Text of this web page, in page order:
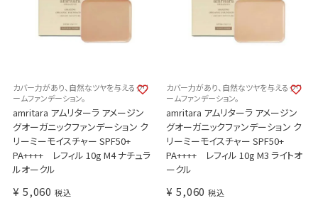
カバー力があり、自然なツヤを与えるクリ
ームファンデーション。
amritara アムリターラ アメージン
グオーガニックファンデーション ク
リーミーモイスチャー SPF50+
PA++++ レフィル 10g M4 ナチュラ
ルオークル
¥ 5,060 税込
カバー力があり、自然なツヤを与えるクリ
ームファンデーション。
amritara アムリターラ アメージン
グオーガニックファンデーション ク
リーミーモイスチャー SPF50+
PA++++ レフィル 10g M3 ライトオ
ークル
¥ 5,060 税込